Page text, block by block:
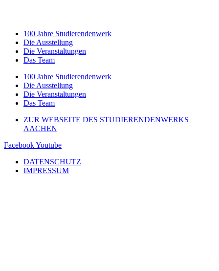
100 Jahre Studierendenwerk
Die Ausstellung
Die Veranstaltungen
Das Team
100 Jahre Studierendenwerk
Die Ausstellung
Die Veranstaltungen
Das Team
ZUR WEBSEITE DES STUDIERENDENWERKS
AACHEN
FacebookYoutube
DATENSCHUTZ
IMPRESSUM